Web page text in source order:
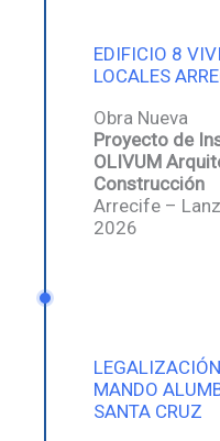
EDIFICIO 8
LOCALES
Obra Nueva
Proyecto de
OLIVUM
Construcción
Arrecife –
2026
MANDO
SANTA CRUZ